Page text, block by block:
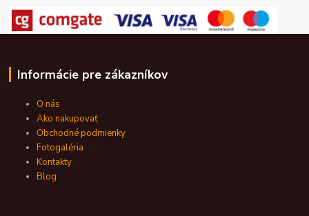
Informácie pre zákazníkov
O nás
Ako nakupovať
Obchodné podmienky
Fotogaléria
Kontakty
Blog